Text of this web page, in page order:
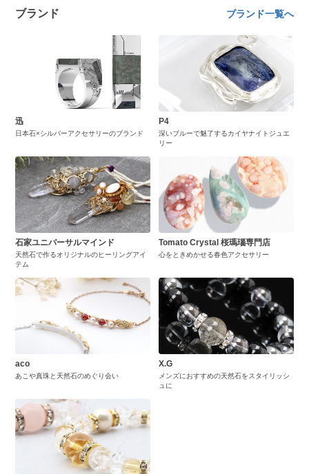
ブランド ブランド一覧へ
迅
日本石×シルバーアクセサリーのブランド
P4
深いブルーで魅了するカイヤナイトジュエ
リー
石家ユニバーサルマインド
天然石で作るオリジナルのヒーリングアイ
テム
Tomato Crystal 桜瑪瑙専門店
心をときめかせる春色アクセサリー
aco
あこや真珠と天然石のめぐり会い
X.G
メンズにおすすめの天然石をスタイリッシ
ュに